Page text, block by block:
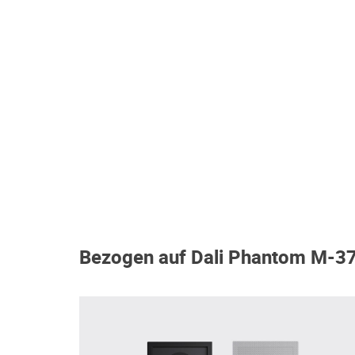
Bezogen auf Dali Phantom M-